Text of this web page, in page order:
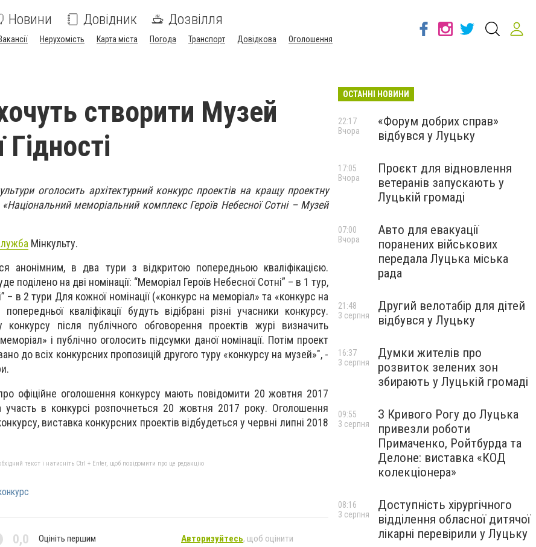
Новини Довідник Дозвілля
Вакансії Нерухомість Карта міста Погода Транспорт Довідкова Оголошення
створити Музей
оголосить архітектурний конкурс проектів на кращу проектну
меморіальний комплекс Героїв Небесної Сотні – Музей
Мінкульту.
анонімним, в два тури з відкритою попередньою кваліфікацією.
поділено на дві номінації: “Меморіал Героїв Небесної Сотні” – в 1 тур,
– в 2 тури Для кожної номінації («конкурс на меморіал» та «конкурс на
кваліфікації будуть відібрані різні учасники конкурсу.
конкурсу після публічного обговорення проектів журі визначить
і публічно оголосить підсумки даної номінації. Потім проект
до всіх конкурсних пропозицій другого туру «конкурсу на музей»", -
офіційне оголошення конкурсу мають повідомити 20 жовтня 2017
участь в конкурсі розпочнеться 20 жовтня 2017 року. Оголошення
виставка конкурсних проектів відбудеться у червні липні 2018
текст і натисніть Ctrl + Enter, щоб повідомити про це редакцію
0,0 Оцініть першим Авторизуйтесь, щоб оцінити
ОСТАННІ НОВИНИ
«Форум добрих справ»
відбувся у Луцьку
22:17
Вчора
Проєкт для відновлення
ветеранів запускають у
Луцькій громаді
17:05
Вчора
Авто для евакуації
поранених військових
передала Луцька міська
рада
07:00
Вчора
Другий велотабір для дітей
відбувся у Луцьку
21:48
3 серпня
Думки жителів про
розвиток зелених зон
збирають у Луцькій громаді
16:37
3 серпня
З Кривого Рогу до Луцька
привезли роботи
Примаченко, Ройтбурда та
Делоне: виставка «КОД
колекціонера»
09:55
3 серпня
Доступність хірургічного
відділення обласної дитячої
лікарні перевірили у Луцьку
08:16
3 серпня